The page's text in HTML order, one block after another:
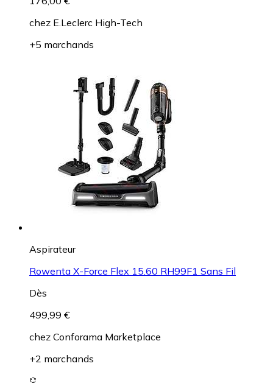
chez E.Leclerc High-Tech
+5 marchands
Aspirateur
Rowenta X-Force Flex 15.60 RH99F1 Sans Fil
Dès
499,99 €
chez Conforama Marketplace
+2 marchands